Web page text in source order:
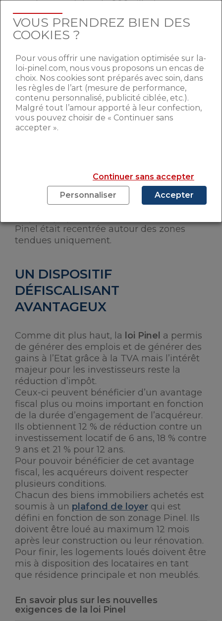
nombreuses (plus de 900 villes)
comparées aux autres localisées en A bis,
A et B1.
certaines villes. En effet, ces dernières ont
obtenues des dérogations alors qu’elles
ont déjà une sur-offre de logements. Les
causes de cette floraison de biens sont une
faible évolution démographique ainsi que
trop de constructions nouvelles.
L’ensemble de ces facteurs ne visent pas à
investisseurs. Ceux-ci peuvent perdre leur
avantage fiscal rapidement s’il ne trouve
pas de locataire et serait contraint de
revendre leur bien immobilier à perte. Des
Pinel était recentrée autour des zones
tendues uniquement.
UN DISPOSITIF
DÉFISCALISANT
AVANTAGEUX
Comme dit plus haut, la loi Pinel a permis
de générer des emplois et de générer des
gains à l’Etat grâce à la TVA mais l’intérêt
majeur pour les investisseurs reste la
réduction d’impôt.
Ceux-ci peuvent bénéficier d’un avantage
fiscal plus ou moins important en fonction
de la durée d’engagement de l’acquéreur.
Ils obtiennent 12 % de réduction contre un
investissement locatif de 6 ans, 18 % contre
9 ans et 21 % pour 12 ans.
Pour pouvoir bénéficier de cet avantage
fiscal, les acquéreurs doivent respecter
plusieurs conditions.
Chacun des biens immobiliers achetés est
soumis à un plafond de loyer qui est
défini en fonction de son zonage Pinel. Ils
doivent être loué au maximum 12 mois
après leur construction ou leur rénovation.
Pour finir, les logements loués doivent être
mis à disposition des locataires en tant
que résidence principale et non meublés.
En savoir plus sur les nouvelles
exigences de la loi Pinel
VOUS PRENDREZ BIEN DES
COOKIES ?
Pour vous offrir une navigation optimisée sur la-
loi-pinel.com, nous vous proposons un encas de
choix. Nos cookies sont préparés avec soin, dans
les règles de l’art (mesure de performance,
contenu personnalisé, publicité ciblée, etc.).
Malgré tout l’amour apporté à leur confection,
vous pouvez choisir de « Continuer sans
accepter ».
Continuer sans accepter
Personnaliser
Accepter